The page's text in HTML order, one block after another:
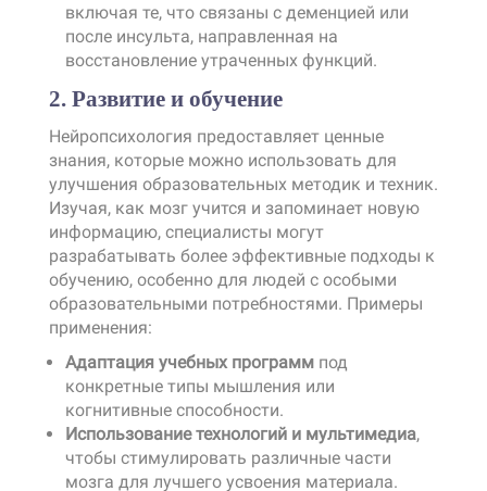
включая те, что связаны с деменцией или
после инсульта, направленная на
восстановление утраченных функций.
2. Развитие и обучение
Нейропсихология предоставляет ценные
знания, которые можно использовать для
улучшения образовательных методик и техник.
Изучая, как мозг учится и запоминает новую
информацию, специалисты могут
разрабатывать более эффективные подходы к
обучению, особенно для людей с особыми
образовательными потребностями. Примеры
применения:
Адаптация учебных программ под
конкретные типы мышления или
когнитивные способности.
Использование технологий и мультимедиа,
чтобы стимулировать различные части
мозга для лучшего усвоения материала.